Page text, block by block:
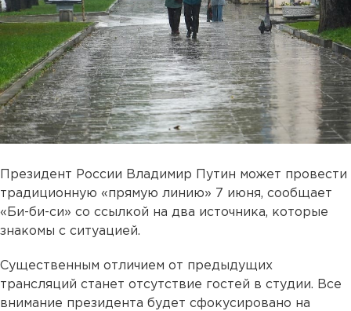
Президент России Владимир Путин может провести
традиционную «прямую линию» 7 июня, сообщает
«Би-би-си» со ссылкой на два источника, которые
знакомы с ситуацией.
Существенным отличием от предыдущих
трансляций станет отсутствие гостей в студии. Все
внимание президента будет сфокусировано на